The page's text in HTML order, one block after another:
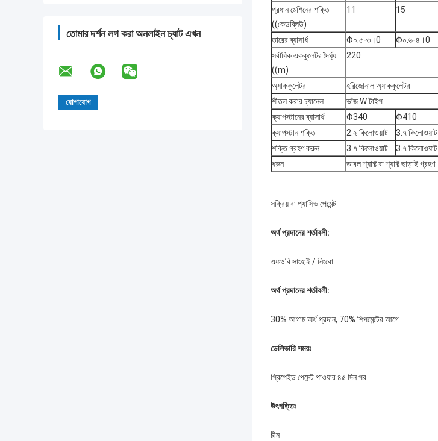
তোমার দর্শন লগ করা অনলাইন চ্যাট এখন
প্রধান মেশিনের শক্তি
((কেডব্লিউ)
11 15
তারের ব্যাসার্ধ Φ০.৫-৩।0 Φ০.৬-৪।0
সর্বাধিক এককুলেটর দৈর্ঘ্য
((m)
220
অ্যাককুলেটর
হরিজোনাল অ্যাককুলেটর
শীতল করার চ্যানেল
ভাঁজ W টাইপ
ক্যাপস্টানের ব্যাসার্ধ
Φ340 Φ410
ক্যাপস্টান শক্তি
2.২ কিলোওয়াট 3.৭ কিলোওয়াট
শক্তি গ্রহণ করুন
3.৭ কিলোওয়াট 3.৭ কিলোওয়াট
ধরুন
ডাবল শ্যাফ্ট বা শ্যাফ্ট ছাড়াই গ্রহণ
সক্রিয় বা প্যাসিভ পেমেন্ট
অর্থ প্রদানের শর্তাবলী:
এফওবি সাংহাই / নিংবো
অর্থ প্রদানের শর্তাবলী:
30% আগাম অর্থ প্রদান, 70% শিপমেন্টের আগে
ডেলিভারি সময়ঃ
প্রিপেইড পেমেন্ট পাওয়ার ৪৫ দিন পর
উৎপত্তিঃ
চীন